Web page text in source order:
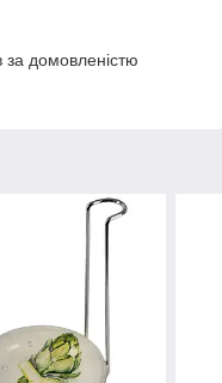
домовленістю